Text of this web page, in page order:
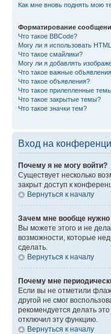
Как мне вновь поднять мою
Форматирование
Что такое BBCode?
Могу ли я использовать
Что такое смайлики?
Могу ли я добавлять
Что такое важные
Что такое объявления?
Что такое прилепленные
Что такое закрытые темы?
Что такое значки тем?
Вход на
Почему я не могу войти?
Существует несколько
закрыт доступ к
Вернуться к началу
Зачем мне вообще нужно
Вы можете этого и не
возможности, которые
сделать.
Вернуться к началу
Почему мне
Если вы не отметили
другой не смог
рекомендуется делать
отключил эту функцию.
Вернуться к началу